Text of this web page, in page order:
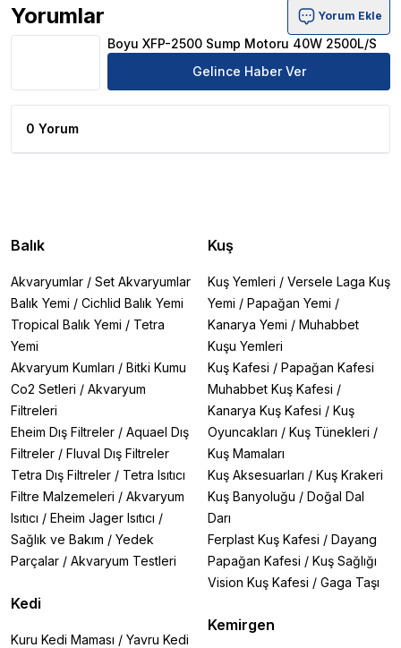
Yorumlar
Boyu XFP-2500 Sump Motoru 40W 2500L/S Ürün
Yorum Ekle
Boyu XFP-2500 Sump Motoru 40W 2500L/S
Gelince Haber Ver
0 Yorum
Balık
Akvaryumlar / Set Akvaryumlar
Balık Yemi / Cichlid Balık Yemi
Tropical Balık Yemi / Tetra
Yemi
Akvaryum Kumları / Bitki Kumu
Co2 Setleri / Akvaryum
Filtreleri
Eheim Dış Filtreler / Aquael Dış
Filtreler / Fluval Dış Filtreler
Tetra Dış Filtreler / Tetra Isıtıcı
Filtre Malzemeleri / Akvaryum
Isıtıcı / Eheim Jager Isıtıcı /
Sağlık ve Bakım / Yedek
Parçalar / Akvaryum Testleri
Kedi
Kuru Kedi Maması / Yavru Kedi
Kuş
Kuş Yemleri / Versele Laga Kuş
Yemi / Papağan Yemi /
Kanarya Yemi / Muhabbet
Kuşu Yemleri
Kuş Kafesi / Papağan Kafesi
Muhabbet Kuş Kafesi /
Kanarya Kuş Kafesi / Kuş
Oyuncakları / Kuş Tünekleri /
Kuş Mamaları
Kuş Aksesuarları / Kuş Krakeri
Kuş Banyoluğu / Doğal Dal
Darı
Ferplast Kuş Kafesi / Dayang
Papağan Kafesi / Kuş Sağlığı
Vision Kuş Kafesi / Gaga Taşı
Kemirgen